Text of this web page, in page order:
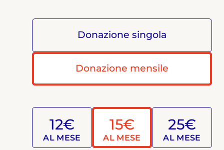
Donazione singola
Donazione mensile
12€
AL MESE
15€
AL MESE
25€
AL MESE